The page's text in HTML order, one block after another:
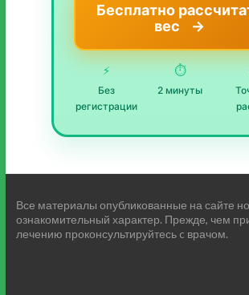
Бесплатно
вес
→
⚡
Без
регистрации
⏱️
2 минуты
Все материалы опубликованные на сайте
ознакомительный характер. Прежде, чем
лечению проконсультируйтесь c врачом.